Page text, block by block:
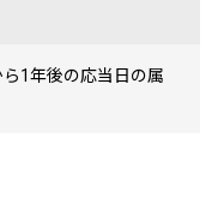
1年後の応当日の属